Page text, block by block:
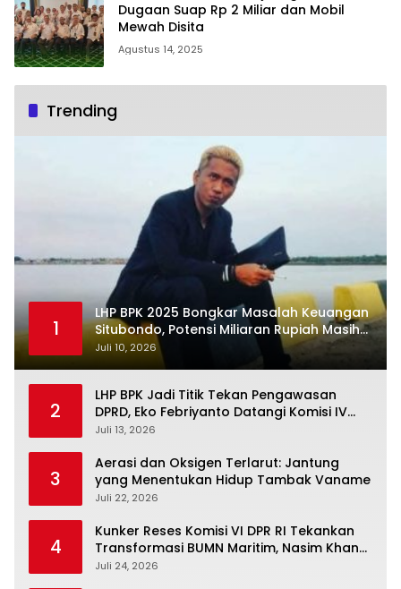
Dugaan Suap Rp 2 Miliar dan Mobil
Mewah Disita
Agustus 14, 2025
Trending
1
LHP BPK 2025 Bongkar Masalah Keuangan
Situbondo, Potensi Miliaran Rupiah Masih
Belum Terkelola
Juli 10, 2026
2
LHP BPK Jadi Titik Tekan Pengawasan
DPRD, Eko Febriyanto Datangi Komisi IV
dan Ajak Dewan Kembali Berpijak pada
Juli 13, 2026
3
Aerasi dan Oksigen Terlarut: Jantung
yang Menentukan Hidup Tambak Vaname
Juli 22, 2026
4
Kunker Reses Komisi VI DPR RI Tekankan
Transformasi BUMN Maritim, Nasim Khan
Kawal Penguatan Sektor Laut
Juli 24, 2026